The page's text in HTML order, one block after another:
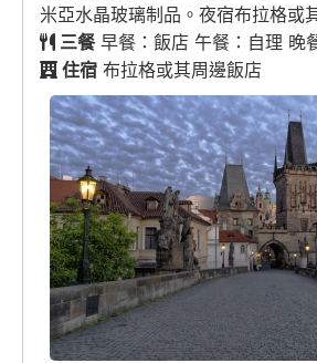
米亞水晶玻璃制品。夜宿布拉格或
三餐早餐：飯店 午餐：自理 晚
住宿 布拉格或其周邊飯店